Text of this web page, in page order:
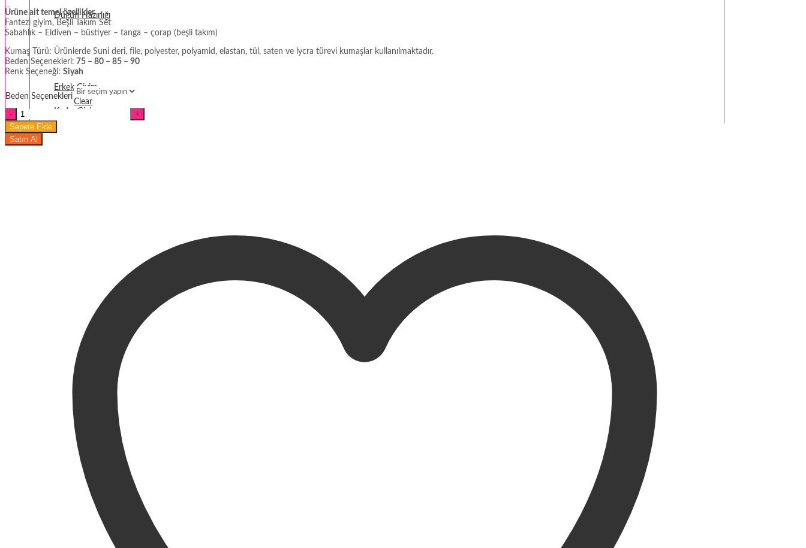
Düğün Hazırlığı
Termal Giyim
Erkek Giyim
Kadın Giyim
Ürüne ait temel özellikler
Fantezi giyim, Beşli Takım Set
Sabahlık – Eldiven – büstiyer – tanga – çorap (beşli takım)
Kumaş Türü: Ürünlerde Suni deri, file, polyester, polyamid, elastan, tül, saten ve lycra türevi kumaşlar kullanılmaktadır.
Beden Seçenekleri: 75 – 80 – 85 – 90
Renk Seçeneği: Siyah
Beden Seçenekleri
Clear
Kadın
Sabahlık
Büstiyer
ve
Sepete Ekle
Satın Al